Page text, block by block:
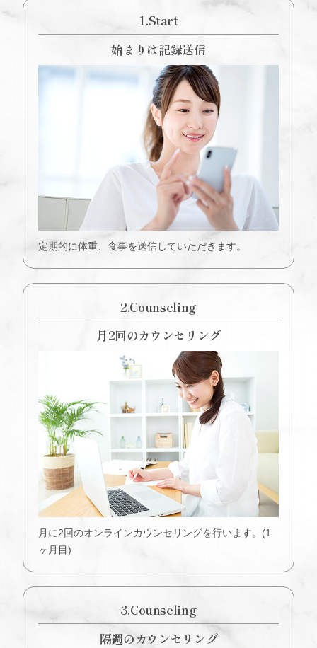
1.Start
始まりは記録送信
定期的に体重、食事を送信していただきます。
2.Counseling
月2回のカウンセリング
月に2回のオンラインカウンセリングを行います。(1
ヶ月目)
3.Counseling
隔週のカウンセリング